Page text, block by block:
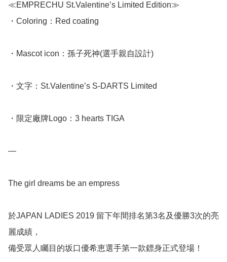
≪EMPRECHU St.Valentine’s Limited Edition≫
・Coloring：Red coating
・Mascot icon：孫子死神(選手親自設計)
・文字：St.Valentine’s S-DARTS Limited
・限定廠牌Logo：3 hearts TIGA
—
The girl dreams be an empress
於JAPAN LADIES 2019 留下年間排名第3名及優勝3次的亮
麗成績，
備受眾人矚目的坂口優希恵選手第一款鏢身正式登場！